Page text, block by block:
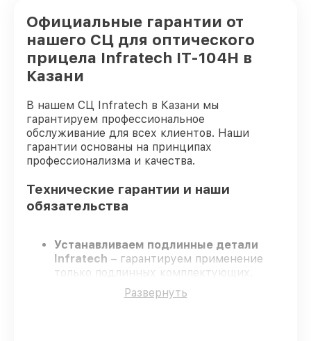
Официальные гарантии от
нашего СЦ для оптического
прицела Infratech IT-104H в
Казани
В нашем СЦ Infratech в Казани мы
гарантируем профессиональное
обслуживание для всех клиентов. Наши
гарантии основаны на принципах
профессионализма и качества.
Технические гарантии и наши
обязательства
Устанавливаем подлинные детали
Infratech – гарантируем применение
только подлинных комплектующих.
Опытные инженеры
отбор, что подтверждает уровень их
Развернуть